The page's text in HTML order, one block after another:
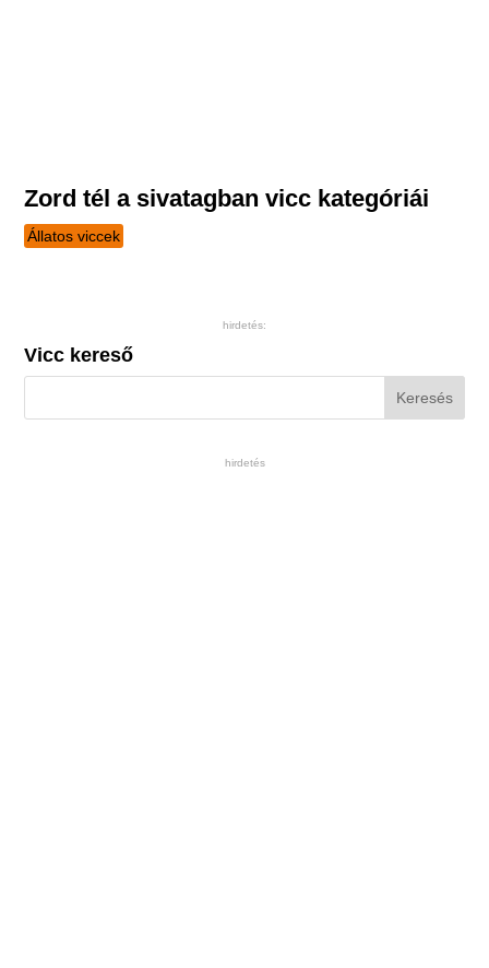
Zord tél a sivatagban vicc kategóriái
Állatos viccek
hirdetés:
Vicc kereső
hirdetés